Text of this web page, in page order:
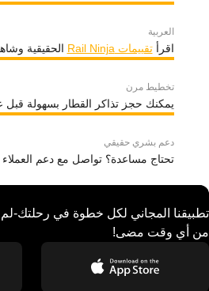
العربية
اقرأتقييمات Rail Ninja الحقيقية
تخطيط مرن
يمكنك حجز تذاكر القطار بسهولة قبل
دعم بشري حقيقي
تحتاج مساعدة؟ تواصل مع دعم العملاء
تطبيقنا المجاني لكل خطوة في رحلتك-
من أي وقت مضى!